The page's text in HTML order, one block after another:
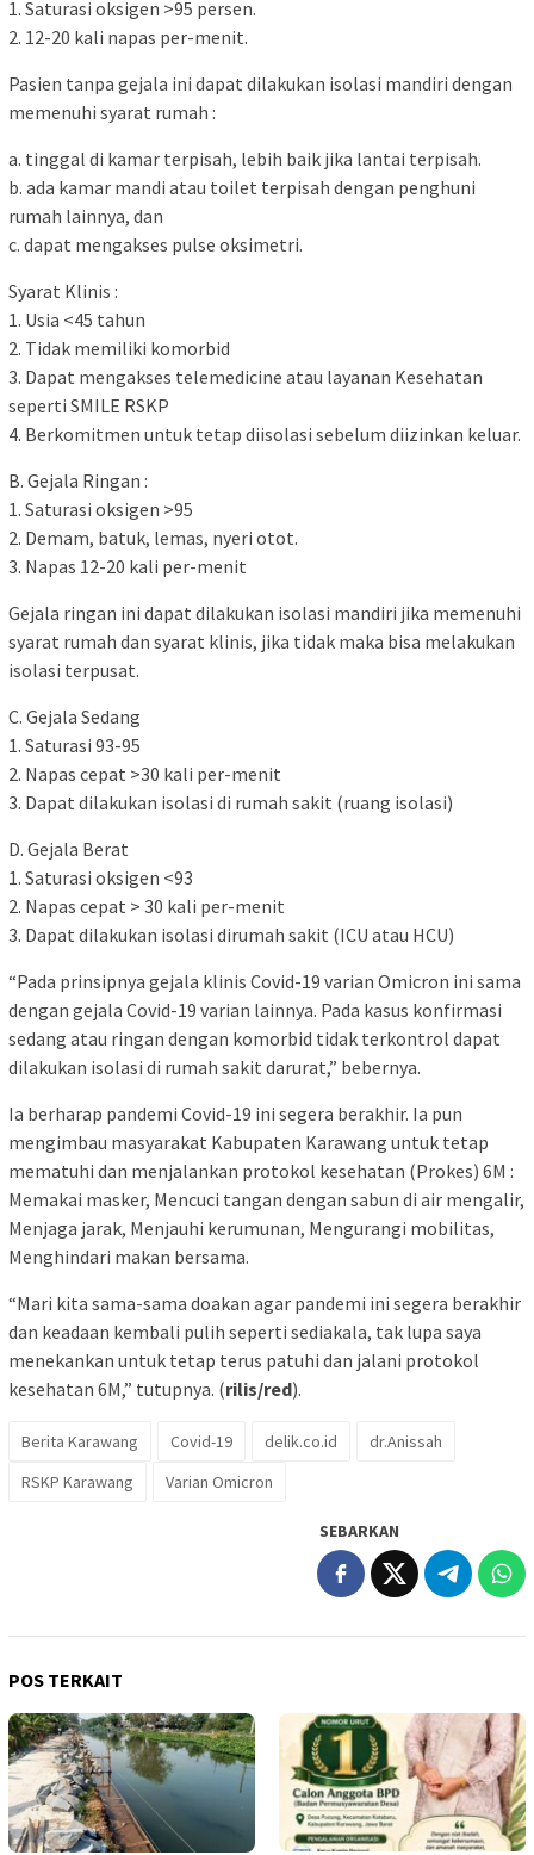
1. Saturasi oksigen >95 persen.
2. 12-20 kali napas per-menit.
Pasien tanpa gejala ini dapat dilakukan isolasi mandiri dengan
memenuhi syarat rumah :
a. tinggal di kamar terpisah, lebih baik jika lantai terpisah.
b. ada kamar mandi atau toilet terpisah dengan penghuni
rumah lainnya, dan
c. dapat mengakses pulse oksimetri.
Syarat Klinis :
1. Usia <45 tahun
2. Tidak memiliki komorbid
3. Dapat mengakses telemedicine atau layanan Kesehatan
seperti SMILE RSKP
4. Berkomitmen untuk tetap diisolasi sebelum diizinkan keluar.
B. Gejala Ringan :
1. Saturasi oksigen >95
2. Demam, batuk, lemas, nyeri otot.
3. Napas 12-20 kali per-menit
Gejala ringan ini dapat dilakukan isolasi mandiri jika memenuhi
syarat rumah dan syarat klinis, jika tidak maka bisa melakukan
isolasi terpusat.
C. Gejala Sedang
1. Saturasi 93-95
2. Napas cepat >30 kali per-menit
3. Dapat dilakukan isolasi di rumah sakit (ruang isolasi)
D. Gejala Berat
1. Saturasi oksigen <93
2. Napas cepat > 30 kali per-menit
3. Dapat dilakukan isolasi dirumah sakit (ICU atau HCU)
“Pada prinsipnya gejala klinis Covid-19 varian Omicron ini sama
dengan gejala Covid-19 varian lainnya. Pada kasus konfirmasi
sedang atau ringan dengan komorbid tidak terkontrol dapat
dilakukan isolasi di rumah sakit darurat,” bebernya.
Ia berharap pandemi Covid-19 ini segera berakhir. Ia pun
mengimbau masyarakat Kabupaten Karawang untuk tetap
mematuhi dan menjalankan protokol kesehatan (Prokes) 6M :
Memakai masker, Mencuci tangan dengan sabun di air mengalir,
Menjaga jarak, Menjauhi kerumunan, Mengurangi mobilitas,
Menghindari makan bersama.
“Mari kita sama-sama doakan agar pandemi ini segera berakhir
dan keadaan kembali pulih seperti sediakala, tak lupa saya
menekankan untuk tetap terus patuhi dan jalani protokol
kesehatan 6M,” tutupnya. (rilis/red).
Berita Karawang Covid-19 delik.co.id
dr.Anissah
RSKP Karawang
Varian Omicron
SEBARKAN
POS TERKAIT